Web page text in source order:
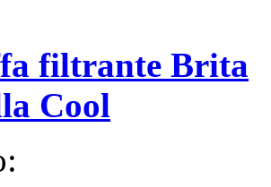
filtrante Brita
Cool